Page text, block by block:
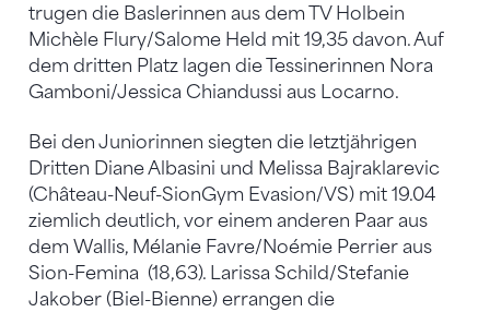
trugen die Baslerinnen aus dem TV Holbein
Michèle Flury/Salome Held mit 19,35 davon. Auf
dem dritten Platz lagen die Tessinerinnen Nora
Gamboni/Jessica Chiandussi aus Locarno.
Bei den Juniorinnen siegten die letztjährigen
Dritten Diane Albasini und Melissa Bajraklarevic
(Château-Neuf-SionGym Evasion/VS) mit 19.04
ziemlich deutlich, vor einem anderen Paar aus
dem Wallis, Mélanie Favre/Noémie Perrier aus
Sion-Femina (18,63). Larissa Schild/Stefanie
Jakober (Biel-Bienne) errangen die